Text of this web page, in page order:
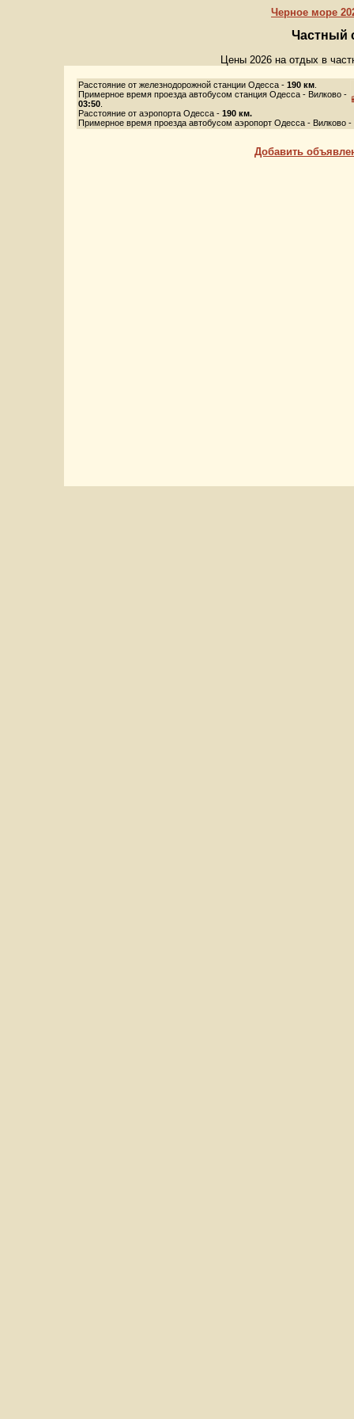
Черное море
Частный
Цены 2026 на отдых в
Расстояние от железнодорожной станции Одесса - 190 км.
Примерное время проезда автобусом станция Одесса - Вилково -
03:50.
Расстояние от аэропорта Одесса - 190 км.
Примерное время проезда автобусом аэропорт Одесса - Вилково -
Добавить